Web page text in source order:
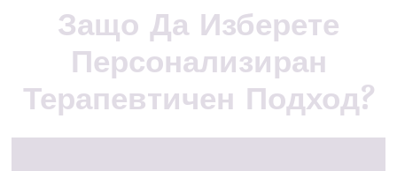
Защо Да Изберете
Персонализиран
Терапевтичен Подход?